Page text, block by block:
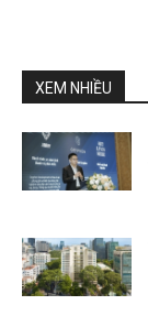
XEM NHIỀU